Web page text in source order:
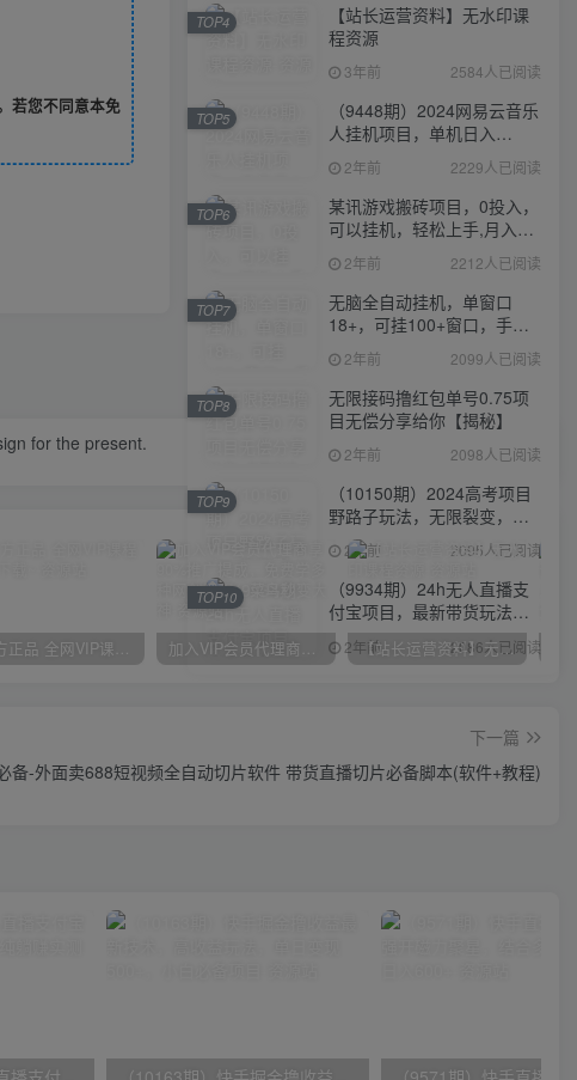
若您不同意本免
for the present.
官方正品 全网VIP课程 无损下载~ 加入VIP会员代理商享90%推广提成，免费学多种网创课程，菜鸟秒变大神 【站长运营资料】无水印课程资源
下一篇
备-外面卖688短视频全自动切片软件 带货直播切片必备脚本(软件+教程)
【站长运营资料】无水印课
程资源
3年前 2584人已阅读
TOP4
（9448期）2024网易云音乐
人挂机项目，单机日入
150+，无脑月入5000+
2年前 2229人已阅读
TOP5
某讯游戏搬砖项目，0投入，
可以挂机，轻松上手,月入
3000+上不封顶
2年前 2212人已阅读
TOP6
无脑全自动挂机，单窗口
18+，可挂100+窗口，手机
电脑均可操作
2年前 2099人已阅读
TOP7
无限接码撸红包单号0.75项
目无偿分享给你【揭秘】
2年前 2098人已阅读
TOP8
（10150期）2024高考项目
野路子玩法，无限裂变，最
高一天1W＋！
2年前 2095人已阅读
TOP9
（9934期）24h无人直播支
付宝项目，最新带货玩法，
纯躺赚实测日入500+
2年前 2086人已阅读
TOP10